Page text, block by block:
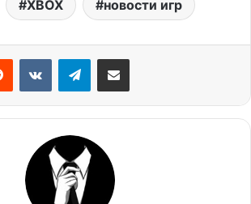
XBOX новости игр